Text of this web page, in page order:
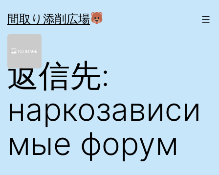
ン
テ
ン
間取り添削広場
返信先:
наркозависи
мые форум